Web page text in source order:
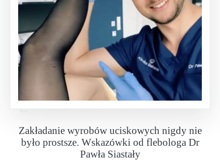
Zakładanie wyrobów uciskowych nigdy nie
było prostsze. Wskazówki od flebologa Dr
Pawła Siastały